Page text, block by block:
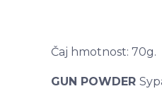
Čaj hmotnost: 70g.
GUN POWDER